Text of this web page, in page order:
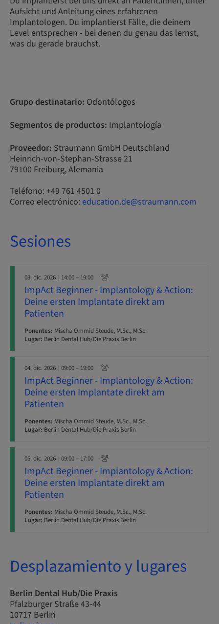
Aufsicht und Anleitung eines erfahrenen
Implantologen. Du implantierst Fälle, die deinem
Level entsprechen - bei denen du genau das lernst,
was du gerade brauchst.
Grupo destinatario: Odontólogos
Segmentos de productos: Implantología
Proveedor: Straumann GmbH Deutschland
Heinrich-von-Stephan-Strasse 21
79100 Freiburg, Alemania
Teléfono: +49 761 4501 0
Correo electrónico: education.de@straumann.com
Sesiones
03. dic. 2026 | 14:00 – 19:00
ImpAct Beginner - Implantology & Action:
Deine ersten Implantate direkt am
Patienten
Ponentes: Mischa Ommid Steude, M.Sc., M.Sc.
Lugar: Berlin Dental Hub/Die Praxis Berlin
04. dic. 2026 | 09:00 – 19:00
ImpAct Beginner - Implantology & Action:
Deine ersten Implantate direkt am
Patienten
Ponentes: Mischa Ommid Steude, M.Sc., M.Sc.
Lugar: Berlin Dental Hub/Die Praxis Berlin
05. dic. 2026 | 09:00 – 17:00
ImpAct Beginner - Implantology & Action:
Deine ersten Implantate direkt am
Patienten
Ponentes: Mischa Ommid Steude, M.Sc., M.Sc.
Lugar: Berlin Dental Hub/Die Praxis Berlin
Desplazamiento y lugares
Berlin Dental Hub/Die Praxis
Pfalzburger Straße 43-44
10717 Berlin